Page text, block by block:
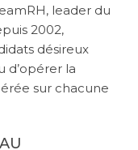
leader du
2002,
désireux
d’opérer la
sur chacune